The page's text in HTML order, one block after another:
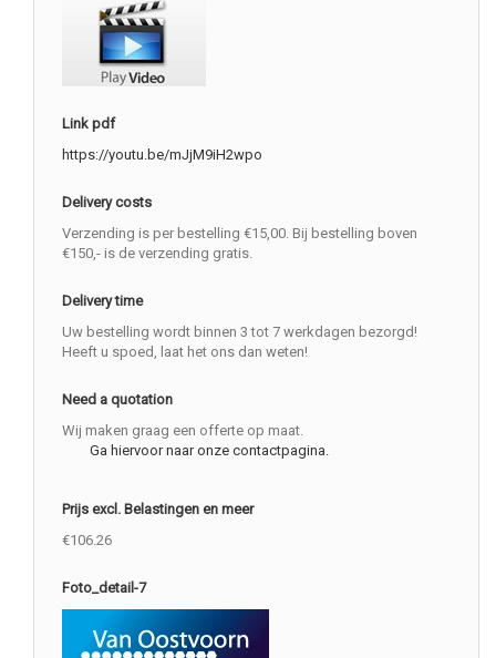
Link pdf
https://youtu.be/mJjM9iH2wpo
Delivery costs
Verzending is per bestelling €15,00. Bij bestelling boven
€150,- is de verzending gratis.
Delivery time
Uw bestelling wordt binnen 3 tot 7 werkdagen bezorgd!
Heeft u spoed, laat het ons dan weten!
Need a quotation
Wij maken graag een offerte op maat.
Ga hiervoor naar onze contactpagina.
Prijs excl. Belastingen en meer
€106.26
Foto_detail-7